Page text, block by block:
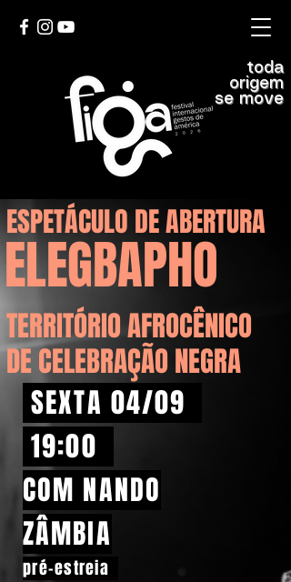
toda
origem
se move
ESPETÁCULO DE ABERTURA
ELEGBAPHO
TERRITÓRIO AFROCÊNICO
DE CELEBRAÇÃO NEGRA
SEXTA 04/09
19:00
COM NANDO
ZÂMBIA
pré-estreia